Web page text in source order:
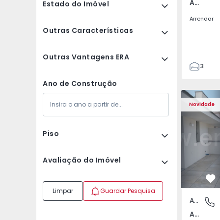
Estado do Imóvel
Outras Características
Outras Vantagens ERA
Ano de Construção
Piso
Avaliação do Imóvel
Limpar Guardar Pesquisa
Av. Boavista, Porto
Arrendar
3
132
142
2
Novidade
Apartamento T2
Av.
Apartamento
Av. Boavista, Porto